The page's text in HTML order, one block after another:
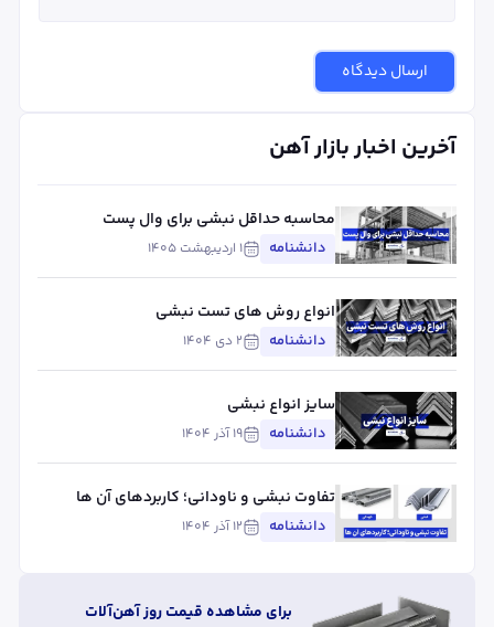
ارسال دیدگاه
آخرین اخبار بازار آهن
محاسبه حداقل نبشی برای وال پست
دانشنامه ۱ اردیبهشت ۱۴۰۵
انواع روش های تست نبشی
دانشنامه ۲ دی ۱۴۰۴
سایز انواع نبشی
دانشنامه ۱۹ آذر ۱۴۰۴
تفاوت نبشی و ناودانی؛ کاربردهای آن ها
دانشنامه ۱۲ آذر ۱۴۰۴
برای مشاهده قیمت روز آهن‌آلات